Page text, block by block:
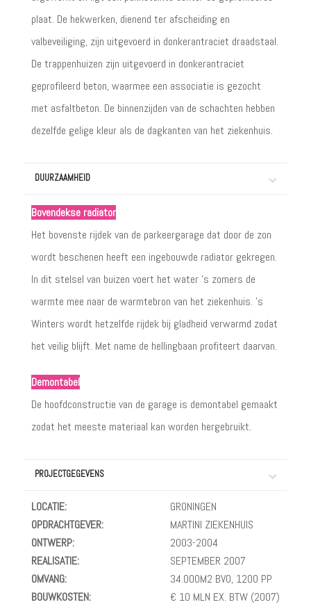
plaat. De hekwerken, dienend ter afscheiding en
valbeveiliging, zijn uitgevoerd in donkerantraciet draadstaal.
De trappenhuizen zijn uitgevoerd in donkerantraciet
geprofileerd beton, waarmee een associatie is gezocht
met asfaltbeton. De binnenzijden van de schachten hebben
dezelfde gelige kleur als de dagkanten van het ziekenhuis.
DUURZAAMHEID
Bovendekse radiator
Het bovenste rijdek van de parkeergarage dat door de zon
wordt beschenen heeft een ingebouwde radiator gekregen.
In dit stelsel van buizen voert het water ’s zomers de
warmte mee naar de warmtebron van het ziekenhuis. ’s
Winters wordt hetzelfde rijdek bij gladheid verwarmd zodat
het veilig blijft. Met name de hellingbaan profiteert daarvan.
Demontabel
De hoofdconstructie van de garage is demontabel gemaakt
zodat het meeste materiaal kan worden hergebruikt.
PROJECTGEGEVENS
LOCATIE:
GRONINGEN
OPDRACHTGEVER:
MARTINI ZIEKENHUIS
ONTWERP:
2003-2004
REALISATIE:
SEPTEMBER 2007
OMVANG:
34.000M2 BVO, 1200 PP
BOUWKOSTEN:
€ 10 MLN EX. BTW (2007)